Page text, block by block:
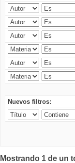
Nuevos filtros:
Mostrando 1 de un